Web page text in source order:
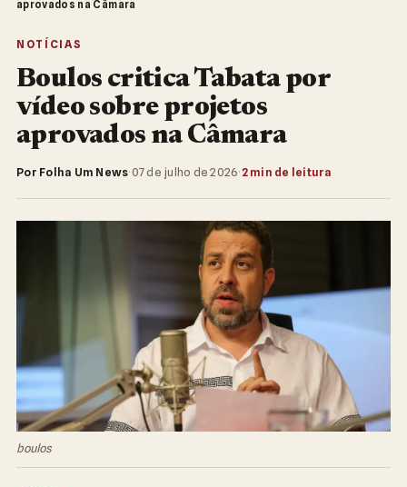
aprovados na Câmara
NOTÍCIAS
Boulos critica Tabata por
vídeo sobre projetos
aprovados na Câmara
Por Folha Um News·07 de julho de 2026·2 min de leitura
boulos